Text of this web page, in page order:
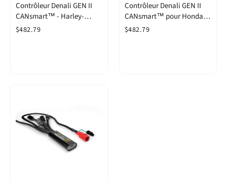
Contrôleur Denali GEN II
CANsmart™ - Harley-
Davidson Pan America 1250
$482.79
Contrôleur Denali GEN II
CANsmart™ pour Honda
Africa Twin CRF1100L '20-
$482.79